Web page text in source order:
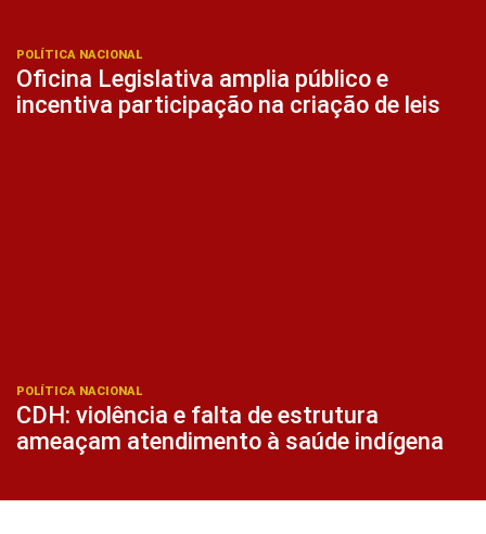
POLÍTICA NACIONAL
Oficina Legislativa amplia público e
incentiva participação na criação de leis
POLÍTICA NACIONAL
CDH: violência e falta de estrutura
ameaçam atendimento à saúde indígena